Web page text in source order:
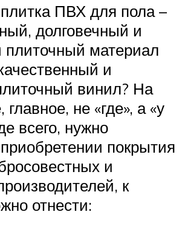
ПВХ для пола –
долговечный и
плиточный материал
и
винил? На
не «где», а «у
всего, нужно
покрытия
и
к
отнести: